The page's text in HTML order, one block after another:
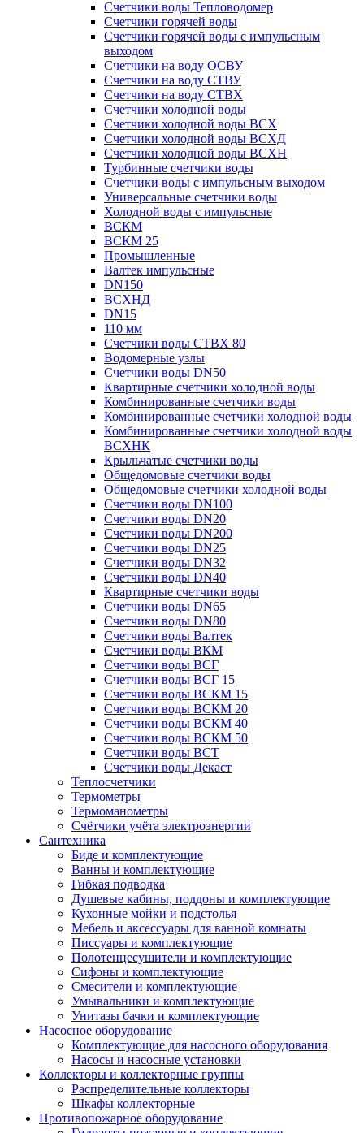
Счетчики воды Тепловодомер
Счетчики горячей воды
Счетчики горячей воды с импульсным
выходом
Счетчики на воду ОСВУ
Счетчики на воду СТВУ
Счетчики на воду СТВХ
Счетчики холодной воды
Счетчики холодной воды ВСХ
Счетчики холодной воды ВСХД
Счетчики холодной воды ВСХН
Турбинные счетчики воды
Счетчики воды с импульсным выходом
Универсальные счетчики воды
Холодной воды с импульсные
ВСКМ
ВСКМ 25
Промышленные
Валтек импульсные
DN150
ВСХНД
DN15
110 мм
Счетчики воды СТВХ 80
Водомерные узлы
Счетчики воды DN50
Квартирные счетчики холодной воды
Комбинированные счетчики воды
Комбинированные счетчики холодной воды
Комбинированные счетчики холодной воды
ВСХНК
Крыльчатые счетчики воды
Общедомовые счетчики воды
Общедомовые счетчики холодной воды
Счетчики воды DN100
Счетчики воды DN20
Счетчики воды DN200
Счетчики воды DN25
Счетчики воды DN32
Счетчики воды DN40
Квартирные счетчики воды
Счетчики воды DN65
Счетчики воды DN80
Счетчики воды Валтек
Счетчики воды ВКМ
Счетчики воды ВСГ
Счетчики воды ВСГ 15
Счетчики воды ВСКМ 15
Счетчики воды ВСКМ 20
Счетчики воды ВСКМ 40
Счетчики воды ВСКМ 50
Счетчики воды ВСТ
Счетчики воды Декаст
Теплосчетчики
Термометры
Термоманометры
Счётчики учёта электроэнергии
Сантехника
Биде и комплектующие
Ванны и комплектующие
Гибкая подводка
Душевые кабины, поддоны и комплектующие
Кухонные мойки и подстолья
Мебель и аксессуары для ванной комнаты
Писсуары и комплектующие
Полотенцесушители и комплектующие
Сифоны и комплектующие
Смесители и комплектующие
Умывальники и комплектующие
Унитазы бачки и комплектующие
Насосное оборудование
Комплектующие для насосного оборудования
Насосы и насосные установки
Коллекторы и коллекторные группы
Распределительные коллекторы
Шкафы коллекторные
Противопожарное оборудование